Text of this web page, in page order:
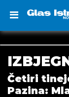
Četiri
Pazina: